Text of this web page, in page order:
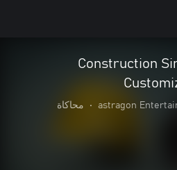
Construction
astragon
• محاكاة